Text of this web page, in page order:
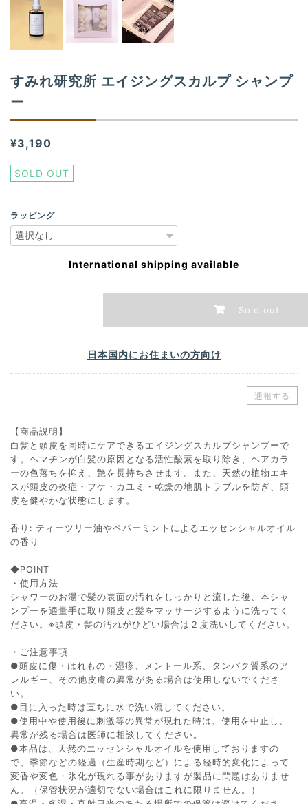
すみれ研究所 エイジングスカルプ シャンプ
ー
¥3,190
SOLD OUT
ラッピング
International shipping available
Sold out
日本国内にお住まいの方向け
通報する
【商品説明】
白髪と頭皮を同時にケアできるエイジングスカルプシャンプーで
す。ヘマチンが白髪の原因となる活性酸素を取り除き、ヘアカラ
ーの色落ちを抑え、艶を長持ちさせます。また、天然の植物エキ
スが頭皮の炎症・フケ・カユミ・乾燥の地肌トラブルを防ぎ、頭
皮を健やかな状態にします。
香り: ティーツリー油やペパーミントによるエッセンシャルオイル
の香り
◆POINT
・使用方法
シャワーのお湯で髪の表面の汚れをしっかりと流した後、本シャ
ンプーを適量手に取り頭皮と髪をマッサージするように洗ってく
ださい。※頭皮・髪の汚れがひどい場合は２度洗いしてください。
・ご注意事項
●頭皮に傷・はれもの・湿疹、メントール系、タンパク質系のア
レルギー、その他皮膚の異常がある場合は使用しないでくださ
い。
●目に入った時は直ちに水で洗い流してください。
●使用中や使用後に刺激等の異常が現れた時は、使用を中止し、
異常が残る場合は医師に相談してください。
●本品は、天然のエッセンシャルオイルを使用しておりますの
で、季節などの経過（生産時期など）による経時的変化によって
変香や変色・氷化が現れる事がありますが製品に問題はありませ
ん。（保管状況が適切でない場合はこれに限りません。）